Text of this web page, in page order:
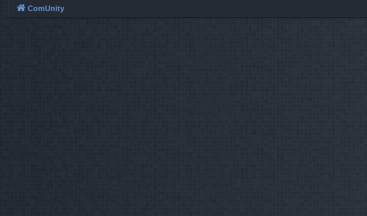
ComUnity